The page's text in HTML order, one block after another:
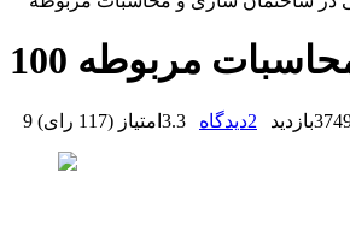
محاسبات مربوطه
بازدید 2دیدگاه 3.3 امتیاز (117 رای )